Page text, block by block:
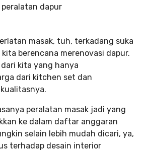
masak, tuh, terkadang suka
berencana merenovasi dapur.
kita yang hanya
dari kitchen set dan
peralatan masak jadi yang
ke dalam daftar anggaran
selain lebih mudah dicari, ya,
terhadap desain interior